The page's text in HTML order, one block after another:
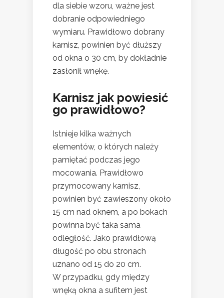
dla siebie wzoru, ważne jest
dobranie odpowiedniego
wymiaru. Prawidłowo dobrany
karnisz, powinien być dłuższy
od okna o 30 cm, by dokładnie
zasłonił wnękę.
Karnisz jak powiesić
go prawidłowo?
Istnieje kilka ważnych
elementów, o których należy
pamiętać podczas jego
mocowania. Prawidłowo
przymocowany karnisz,
powinien być zawieszony około
15 cm nad oknem, a po bokach
powinna być taka sama
odległość. Jako prawidłową
długość po obu stronach
uznano od 15 do 20 cm.
W przypadku, gdy między
wnęką okna a sufitem jest